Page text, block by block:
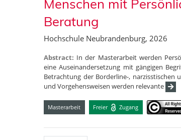
Menschen mit
Beratung
Hochschule Neubrandenburg, 2026
Abstract: In der Masterarbeit werden
eine Auseinandersetzung mit gängigen
Betrachtung der Borderline-, narzisstischen
und Vorgehensweisen werden relevante
Masterarbeit Freier Zugang